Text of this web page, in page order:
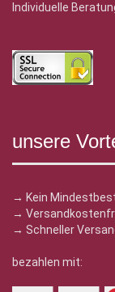
Individuelle
unsere
→ Kein
→
→ Schneller
bezahlen mit: